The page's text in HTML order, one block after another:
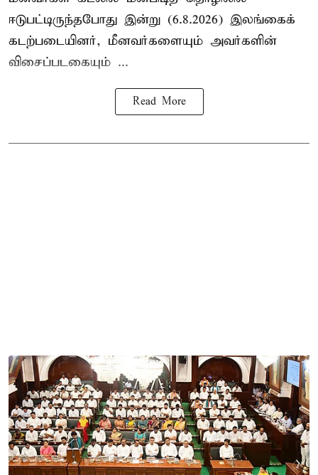
ஈடுபட்டிருந்தபோது இன்று (6.8.2026) இலங்கைக்
கடற்படையினர், மீனவர்களையும் அவர்களின்
விசைப்படகையும் ...
Read More